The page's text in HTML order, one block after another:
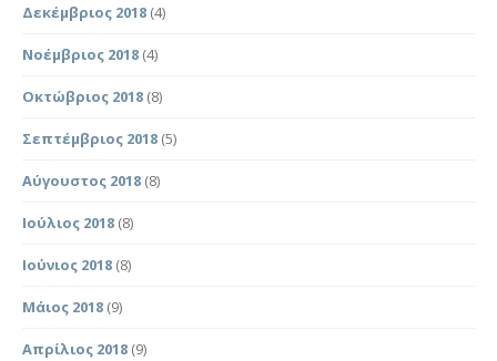
Δεκέμβριος 2018 (4)
Νοέμβριος 2018 (4)
Οκτώβριος 2018 (8)
Σεπτέμβριος 2018 (5)
Αύγουστος 2018 (8)
Ιούλιος 2018 (8)
Ιούνιος 2018 (8)
Μάιος 2018 (9)
Απρίλιος 2018 (9)